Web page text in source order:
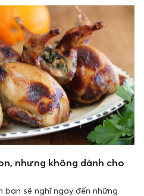
nhưng không dành cho
bạn sẽ nghĩ ngay đến những